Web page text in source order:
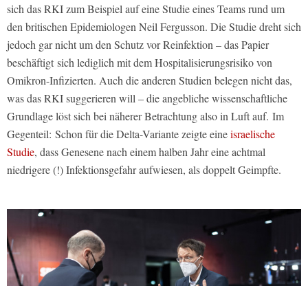
sich das RKI zum Beispiel auf eine Studie eines Teams rund um
den britischen Epidemiologen Neil Fergusson. Die Studie dreht sich
jedoch gar nicht um den Schutz vor Reinfektion – das Papier
beschäftigt sich lediglich mit dem Hospitalisierungsrisiko von
Omikron-Infizierten. Auch die anderen Studien belegen nicht das,
was das RKI suggerieren will – die angebliche wissenschaftliche
Grundlage löst sich bei näherer Betrachtung also in Luft auf. Im
Gegenteil: Schon für die Delta-Variante zeigte eineisraelische
Studie, dass Genesene nach einem halben Jahr eine achtmal
niedrigere (!) Infektionsgefahr aufwiesen, als doppelt Geimpfte.